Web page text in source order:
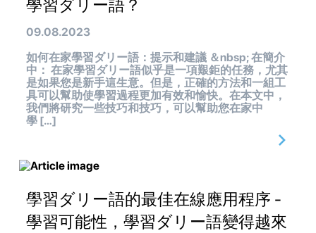
學習ダリー語？
09.08.2023
如何在家學習ダリー語：提示和建議 ＆nbsp; 在簡介
中： 在家學習ダリー語似乎是一項艱鉅的任務，尤其
是如果您是新手這生意。但是，正確的方法和一組工
具可以幫助使學習過程更加有效和愉快。在本文中，
我們將研究一些技巧和技巧，可以幫助您在家中
學 […]
學習ダリー語的最佳在線應用程序 -
學習可能性，學習ダリー語變得越來